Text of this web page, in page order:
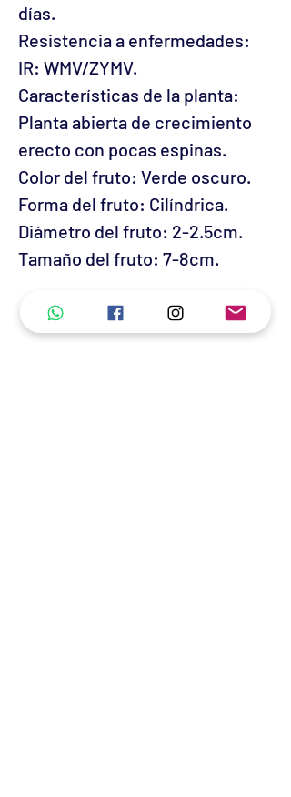
días.
Resistencia a enfermedades:
IR: WMV/ZYMV.
Características de la planta:
Planta abierta de crecimiento
erecto con pocas espinas.
Color del fruto: Verde oscuro.
Forma del fruto: Cilíndrica.
Diámetro del fruto: 2-2.5cm.
Tamaño del fruto: 7-8cm.